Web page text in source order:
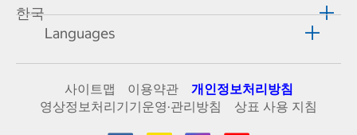
한국
Languages
사이트맵 이용약관
개인정보처리방침
영상정보처리기기운영·관리방침
상표 사용 지침